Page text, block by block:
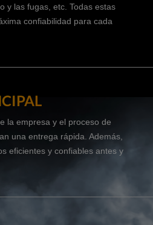
y las fugas, etc. Todas estas
confiabilidad para cada
la empresa y el proceso de
una entrega rápida. Además,
eficientes y confiables antes y